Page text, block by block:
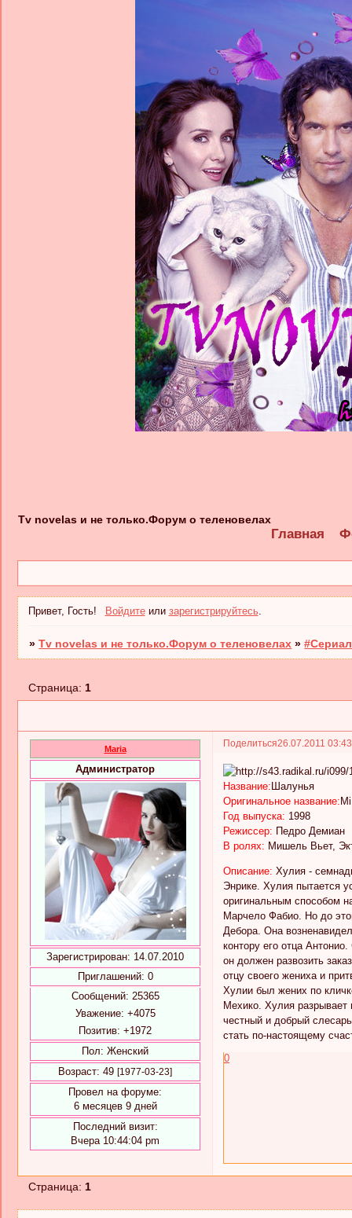
Tv novelas и не только.Форум о теленовелах
Главная
Привет, Гость! Войдитеили зарегистрируйтесь.
»Tv novelas и не только.Форум о теленовелах »
Страница:1
Поделиться26.07.2011
Maria
Администратор
Зарегистрирован: 14.07.2010
Приглашений: 0
Сообщений: 25365
Уважение: +4075
Позитив: +1972
Пол: Женский
Возраст: 49 [1977-03-23]
Провел на форуме:
6 месяцев 9 дней
Последний визит:
Вчера 10:44:04 pm
Название: Шалунья
Оригинальное название:
Год выпуска: 1998
Режиссер: Педро Демиан
В ролях: Мишель Вьет,
Описание: Хулия -
Энрике. Хулия пытается
оригинальным способом
Марчело Фабио. Но до
Дебора. Она
контору его отца
он должен развозить
отцу своего жениха и
Хулии был жених по
Мехико. Хулия разрывает
честный и добрый
стать по-настоящему
0
Страница:1